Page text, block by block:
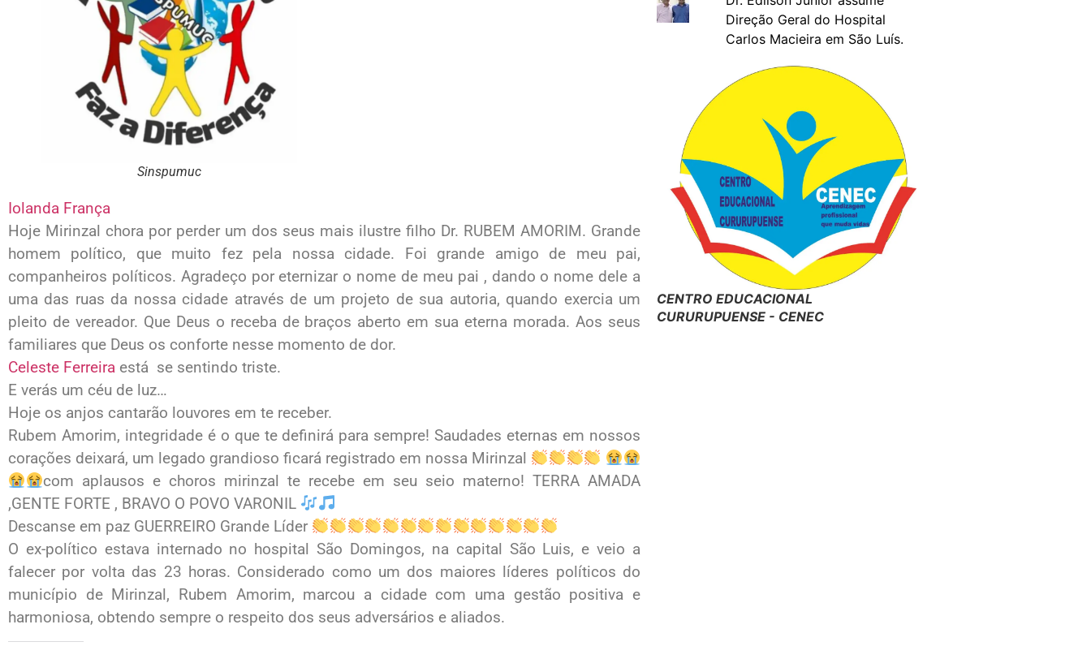
Sinspumuc
Iolanda França
Hoje Mirinzal chora por perder um dos seus mais ilustre filho Dr. RUBEM AMORIM. Grande
homem político, que muito fez pela nossa cidade. Foi grande amigo de meu pai,
companheiros políticos. Agradeço por eternizar o nome de meu pai , dando o nome dele a
uma das ruas da nossa cidade através de um projeto de sua autoria, quando exercia um
pleito de vereador. Que Deus o receba de braços aberto em sua eterna morada. Aos seus
familiares que Deus os conforte nesse momento de dor.
Celeste Ferreira está se sentindo triste.
E verás um céu de luz…
Hoje os anjos cantarão louvores em te receber.
Rubem Amorim, integridade é o que te definirá para sempre! Saudades eternas em nossos
corações deixará, um legado grandioso ficará registrado em nossa Mirinzal
com aplausos e choros mirinzal te recebe em seu seio materno! TERRA AMADA
,GENTE FORTE , BRAVO O POVO VARONIL
Descanse em paz GUERREIRO Grande Líder
O ex-político estava internado no hospital São Domingos, na capital São Luis, e veio a
falecer por volta das 23 horas. Considerado como um dos maiores líderes políticos do
município de Mirinzal, Rubem Amorim, marcou a cidade com uma gestão positiva e
harmoniosa, obtendo sempre o respeito dos seus adversários e aliados.
Direção Geral do Hospital
Carlos Macieira em São Luís.
CENTRO EDUCACIONAL
CURURUPUENSE - CENEC